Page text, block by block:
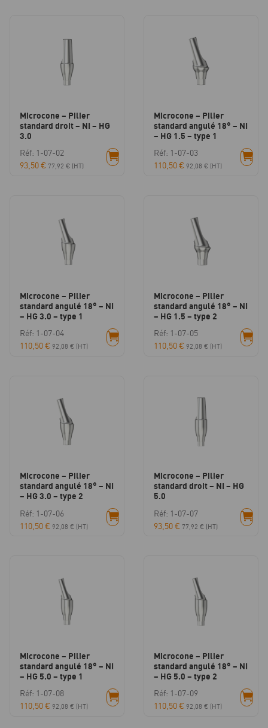
Microcone – Pilier
standard droit – NI – HG
3.0
Réf: 1-07-02
93,50€ 77,92 € (HT)
Microcone – Pilier
standard angulé 18° – NI
– HG 1.5 – type 1
Réf: 1-07-03
110,50€ 92,08 € (HT)
Microcone – Pilier
standard angulé 18° – NI
– HG 3.0 – type 1
Réf: 1-07-04
110,50€ 92,08 € (HT)
Microcone – Pilier
standard angulé 18° – NI
– HG 1.5 – type 2
Réf: 1-07-05
110,50€ 92,08 € (HT)
Microcone – Pilier
standard angulé 18° – NI
– HG 3.0 – type 2
Réf: 1-07-06
110,50€ 92,08 € (HT)
Microcone – Pilier
standard droit – NI – HG
5.0
Réf: 1-07-07
93,50€ 77,92 € (HT)
Microcone – Pilier
standard angulé 18° – NI
– HG 5.0 – type 1
Réf: 1-07-08
110,50€ 92,08 € (HT)
Microcone – Pilier
standard angulé 18° – NI
– HG 5.0 – type 2
Réf: 1-07-09
110,50€ 92,08 € (HT)